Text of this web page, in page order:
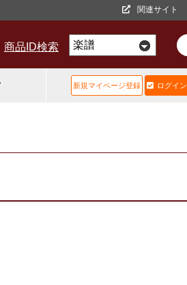
関連サイト
商品ID検索
新規マイページ登録 ログイン